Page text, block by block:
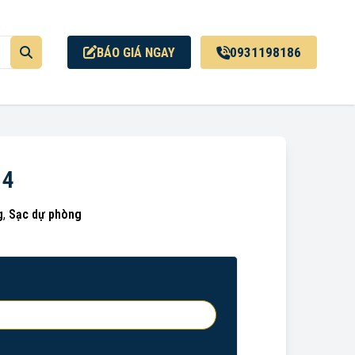
BÁO GIÁ NGAY 0931198186
, Sạc dự phòng